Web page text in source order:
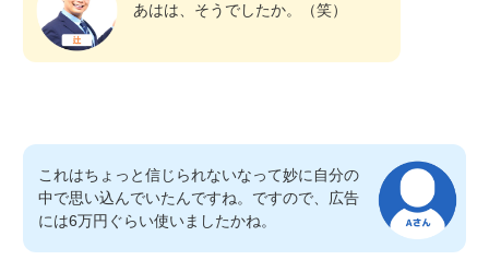
あはは、そうでしたか。（笑）
これはちょっと信じられないなって妙に自分の
中で思い込んでいたんですね。ですので、広告
には6万円ぐらい使いましたかね。